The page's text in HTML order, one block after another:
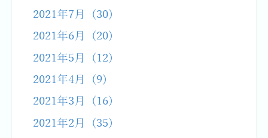
2021年7月 (30)
2021年6月 (20)
2021年5月 (12)
2021年4月 (9)
2021年3月 (16)
2021年2月 (35)